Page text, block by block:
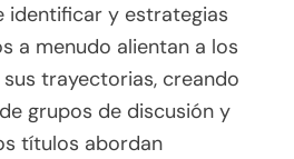
identificar y estrategias
a menudo alientan a los
trayectorias, creando
grupos de discusión y
títulos abordan